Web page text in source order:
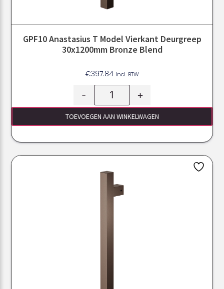
GPF10 Anastasius T Model Vierkant Deurgreep
30x1200mm Bronze Blend
€397.84 Incl. BTW
- +
TOEVOEGEN AAN WINKELWAGEN